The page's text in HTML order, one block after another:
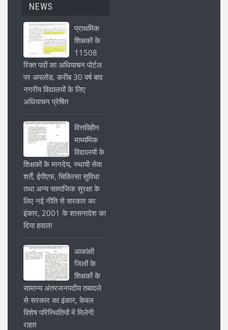
NEWS
प्राथमिक
शिक्षकों के
11508
रिक्त पदों का अधियाचन पोर्टल
पर अपलोड, करीब 30 वर्ष बाद
नगरीय विद्यालयों के लिए
अधियाचन प्रेषित
वित्तविहीन
माध्यमिक
विद्यालयों के
शिक्षकों के मानदेय, स्थायी सेवा
शर्तें, ईपीएफ, चिकित्सा सुविधा
तथा अन्य सामाजिक सुरक्षा के
लिए नई नीति से सरकार का
इंकार, 2001 के शासनादेश का
दिया हवाला
आकांक्षी
जिलों के
शिक्षकों के
सामान्य अंतरजनपदीय तबादले
से सरकार का इंकार, केवल
विशेष परिस्थितियों में मिलेगी
राहत